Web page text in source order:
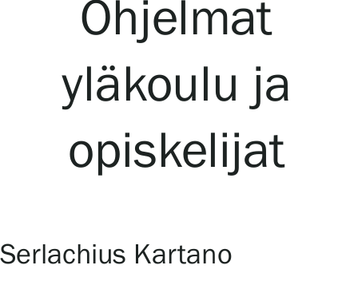
Tapahtumat
Palvelumme
Serlachius Residenssi
Ohjelmat
yläkoulu ja
opiskelijat
Serlachius Kartano